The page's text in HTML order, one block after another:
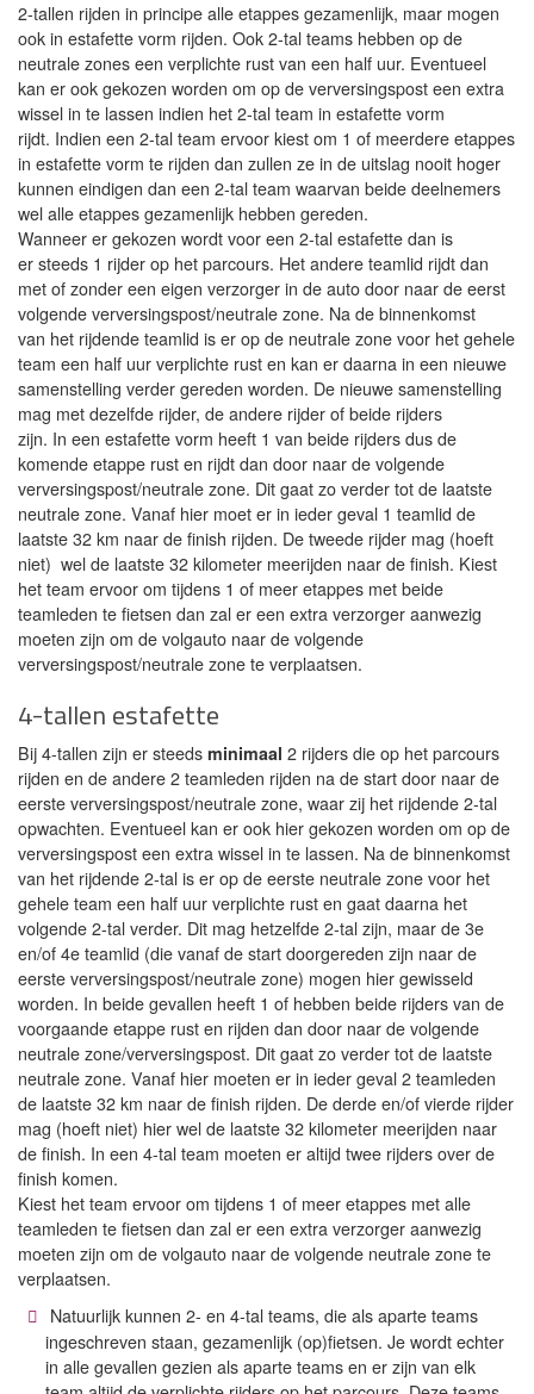
2-tallen rijden in principe alle etappes gezamenlijk, maar mogen
ook in estafette vorm rijden. Ook 2-tal teams hebben op de
neutrale zones een verplichte rust van een half uur. Eventueel
kan er ook gekozen worden om op de verversingspost een extra
wissel in te lassen indien het 2-tal team in estafette vorm
rijdt. Indien een 2-tal team ervoor kiest om 1 of meerdere etappes
in estafette vorm te rijden dan zullen ze in de uitslag nooit hoger
kunnen eindigen dan een 2-tal team waarvan beide deelnemers
wel alle etappes gezamenlijk hebben gereden.
Wanneer er gekozen wordt voor een 2-tal estafette dan is
er steeds 1 rijder op het parcours. Het andere teamlid rijdt dan
met of zonder een eigen verzorger in de auto door naar de eerst
volgende verversingspost/neutrale zone. Na de binnenkomst
van het rijdende teamlid is er op de neutrale zone voor het gehele
team een half uur verplichte rust en kan er daarna in een nieuwe
samenstelling verder gereden worden. De nieuwe samenstelling
mag met dezelfde rijder, de andere rijder of beide rijders
zijn. In een estafette vorm heeft 1 van beide rijders dus de
komende etappe rust en rijdt dan door naar de volgende
verversingspost/neutrale zone. Dit gaat zo verder tot de laatste
neutrale zone. Vanaf hier moet er in ieder geval 1 teamlid de
laatste 32 km naar de finish rijden. De tweede rijder mag (hoeft
niet) wel de laatste 32 kilometer meerijden naar de finish. Kiest
het team ervoor om tijdens 1 of meer etappes met beide
teamleden te fietsen dan zal er een extra verzorger aanwezig
moeten zijn om de volgauto naar de volgende
verversingspost/neutrale zone te verplaatsen.
4-tallen estafette
Bij 4-tallen zijn er steeds minimaal 2 rijders die op het parcours
rijden en de andere 2 teamleden rijden na de start door naar de
eerste verversingspost/neutrale zone, waar zij het rijdende 2-tal
opwachten. Eventueel kan er ook hier gekozen worden om op de
verversingspost een extra wissel in te lassen. Na de binnenkomst
van het rijdende 2-tal is er op de eerste neutrale zone voor het
gehele team een half uur verplichte rust en gaat daarna het
volgende 2-tal verder. Dit mag hetzelfde 2-tal zijn, maar de 3e
en/of 4e teamlid (die vanaf de start doorgereden zijn naar de
eerste verversingspost/neutrale zone) mogen hier gewisseld
worden. In beide gevallen heeft 1 of hebben beide rijders van de
voorgaande etappe rust en rijden dan door naar de volgende
neutrale zone/verversingspost. Dit gaat zo verder tot de laatste
neutrale zone. Vanaf hier moeten er in ieder geval 2 teamleden
de laatste 32 km naar de finish rijden. De derde en/of vierde rijder
mag (hoeft niet) hier wel de laatste 32 kilometer meerijden naar
de finish. In een 4-tal team moeten er altijd twee rijders over de
finish komen.
Kiest het team ervoor om tijdens 1 of meer etappes met alle
teamleden te fietsen dan zal er een extra verzorger aanwezig
moeten zijn om de volgauto naar de volgende neutrale zone te
verplaatsen.
Natuurlijk kunnen 2- en 4-tal teams, die als aparte teams
ingeschreven staan, gezamenlijk (op)fietsen. Je wordt echter
in alle gevallen gezien als aparte teams en er zijn van elk